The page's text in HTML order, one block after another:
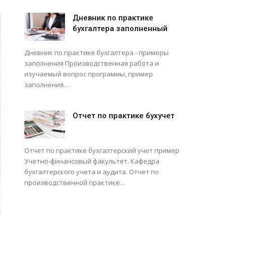
Дневник по практике
бухгалтера заполненный
Дневник по практике бухгалтера - примеры
заполнения Производственная работа и
изучаемый вопрос программы, пример
заполнения…
Отчет по практике бухучет
Отчет по практике бухгалтерский учет пример
Учетно-финансовый факультет. Кафедра
бухгалтерского учета и аудита. Отчет по
производственной практике…